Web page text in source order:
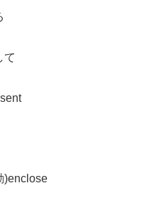
て
)enclose